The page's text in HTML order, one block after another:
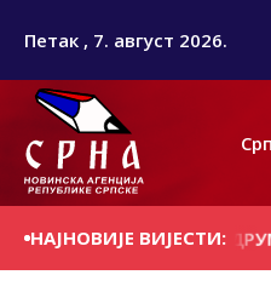
Петак , 7. август 2026.
НАЈНОВИЈЕ ВИЈЕСТИ:
У ПОДРУМУ